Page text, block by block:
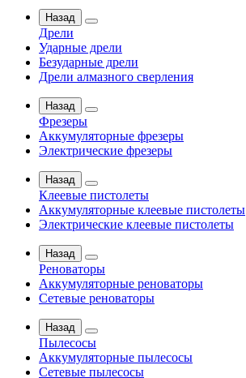
Назад
Дрели
Ударные дрели
Безударные дрели
Дрели алмазного сверления
Назад
Фрезеры
Аккумуляторные фрезеры
Электрические фрезеры
Назад
Клеевые пистолеты
Аккумуляторные клеевые пистолеты
Электрические клеевые пистолеты
Назад
Реноваторы
Аккумуляторные реноваторы
Сетевые реноваторы
Назад
Пылесосы
Аккумуляторные пылесосы
Сетевые пылесосы